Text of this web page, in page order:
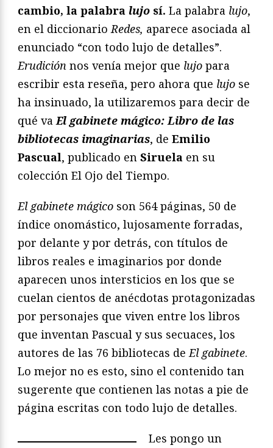
cambio, la palabra lujo sí. La palabra lujo,
en el diccionario Redes, aparece asociada al
enunciado “con todo lujo de detalles”.
Erudición nos venía mejor que lujo para
escribir esta reseña, pero ahora que lujo se
ha insinuado, la utilizaremos para decir de
qué va El gabinete mágico: Libro de las
bibliotecas imaginarias, de Emilio
Pascual, publicado en Siruela en su
colección El Ojo del Tiempo.
El gabinete mágico son 564 páginas, 50 de
índice onomástico, lujosamente forradas,
por delante y por detrás, con títulos de
libros reales e imaginarios por donde
aparecen unos intersticios en los que se
cuelan cientos de anécdotas protagonizadas
por personajes que viven entre los libros
que inventan Pascual y sus secuaces, los
autores de las 76 bibliotecas de El gabinete.
Lo mejor no es esto, sino el contenido tan
sugerente que contienen las notas a pie de
página escritas con todo lujo de detalles.
Les pongo un